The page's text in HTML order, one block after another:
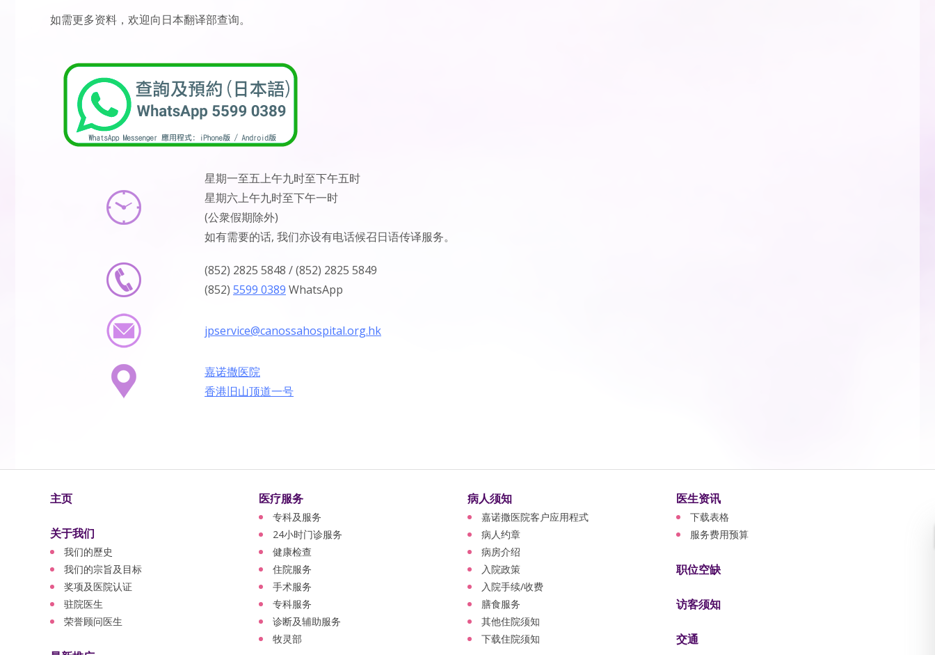
如需更多资料，欢迎向日本翻译部查询。
星期一至五上午九时至下午五时
星期六上午九时至下午一时
(公衆假期除外)
如有需要的话, 我们亦设有电话候召日语传译服务。
(852) 2825 5848 / (852) 2825 5849
(852) 5599 0389 WhatsApp
jpservice@canossahospital.org.hk
嘉诺撒医院
香港旧山顶道一号
主页
关于我们
我们的歷史
我们的宗旨及目标
奖项及医院认证
驻院医生
荣誉顾问医生
医疗服务
专科及服务
24小时门诊服务
健康检查
住院服务
手术服务
专科服务
诊断及辅助服务
牧灵部
病人须知
嘉诺撒医院客户应用程式
病人约章
病房介绍
入院政策
入院手续/收费
膳食服务
其他住院须知
下载住院须知
医生资讯
下载表格
服务费用预算
职位空缺
访客须知
交通